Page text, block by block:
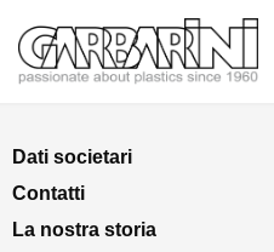
Dati societari
Contatti
La nostra storia